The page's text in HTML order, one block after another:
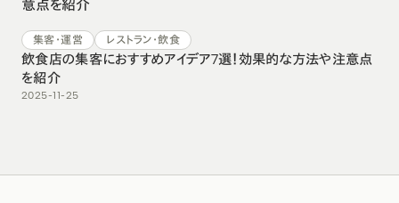
集客・運営 レストラン・飲食
飲食店の集客におすすめアイデア7選！効果的な方法や注意点
を紹介
2025-11-25